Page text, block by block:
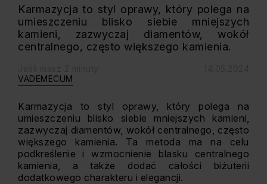
Karmazycja to styl oprawy, który polega na
umieszczeniu blisko siebie mniejszych
kamieni, zazwyczaj diamentów, wokół
centralnego, często większego kamienia.
VADEMECUM
Karmazycja to styl oprawy, który polega na
umieszczeniu blisko siebie mniejszych kamieni,
zazwyczaj diamentów, wokół centralnego, często
większego kamienia. Ta metoda ma na celu
podkreślenie i wzmocnienie blasku centralnego
kamienia, a także dodać całości biżuterii
dodatkowego charakteru i elegancji.